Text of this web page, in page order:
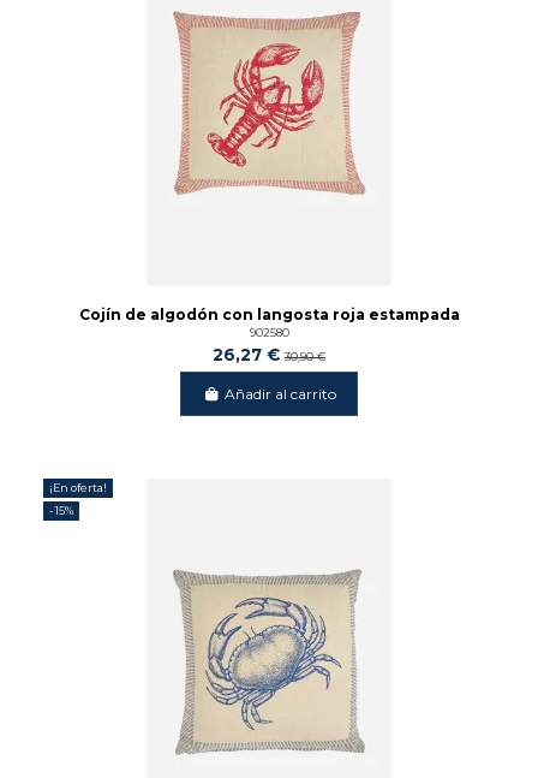
Cojín de algodón con langosta roja estampada
902580
26,27 € 30,90 €
Añadir al carrito
¡En oferta!
-15%